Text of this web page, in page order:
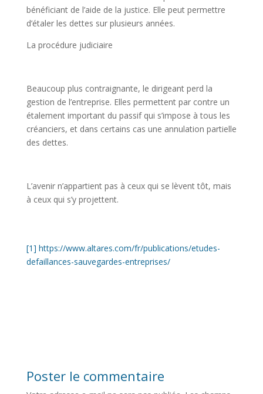
bénéficiant de l’aide de la justice. Elle peut permettre
d’étaler les dettes sur plusieurs années.
La procédure judiciaire
Beaucoup plus contraignante, le dirigeant perd la
gestion de l’entreprise. Elles permettent par contre un
étalement important du passif qui s’impose à tous les
créanciers, et dans certains cas une annulation partielle
des dettes.
L’avenir n’appartient pas à ceux qui se lèvent tôt, mais
à ceux qui s’y projettent.
[1] https://www.altares.com/fr/publications/etudes-
defaillances-sauvegardes-entreprises/
Poster le commentaire